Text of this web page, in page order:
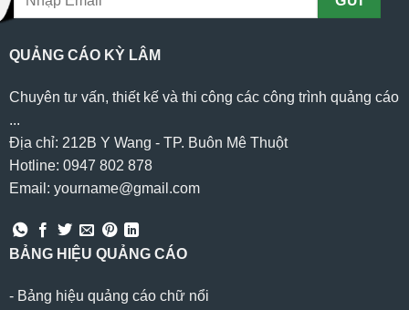
QUẢNG CÁO KỲ LÂM
Chuyên tư vấn, thiết kế và thi công các công trình quảng cáo
...
Địa chỉ: 212B Y Wang - TP. Buôn Mê Thuột
Hotline: 0947 802 878
Email: yourname@gmail.com
BẢNG HIỆU QUẢNG CÁO
- Bảng hiệu quảng cáo chữ nổi